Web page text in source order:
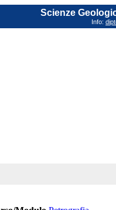
Scienze
Info: